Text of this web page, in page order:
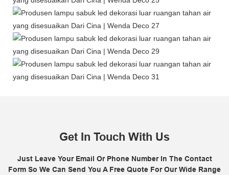
Get In Touch With Us
Just Leave Your Email Or Phone Number In The Contact
Form So We Can Send You A Free Quote For Our Wide Range